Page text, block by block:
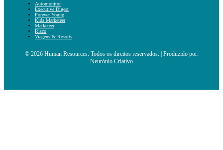
Automonitor
Executive Digest
Forever Young
Kids Marketeer
Marketeer
Risco
Viagens & Resorts
© 2026 Human Resources. Todos os direitos reservados. | Produzido por:
Neurónio Criativo